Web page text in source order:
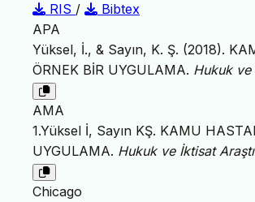
RIS /
Bibtex
APA
Yüksel, İ., & Sayın, K. Ş. (2018).
ÖRNEK BİR UYGULAMA. Hukuk ve
AMA
1.Yüksel İ, Sayın KŞ. KAMU
UYGULAMA. Hukuk ve İktisat
Chicago